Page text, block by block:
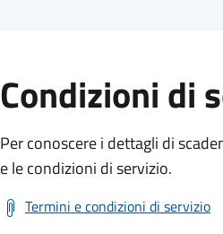
Condizioni di
Per conoscere i dettagli di
e le condizioni di servizio.
Termini e condizioni di servizio